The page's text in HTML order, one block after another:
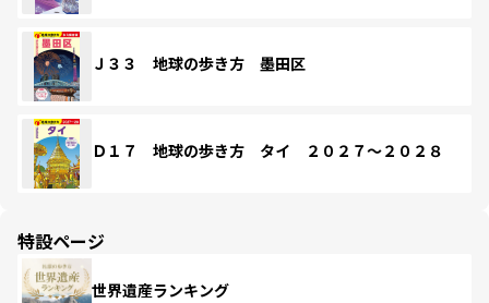
Ｊ３３ 地球の歩き方 墨田区
Ｄ１７ 地球の歩き方 タイ ２０２７～２０２８
特設ページ
世界遺産ランキング